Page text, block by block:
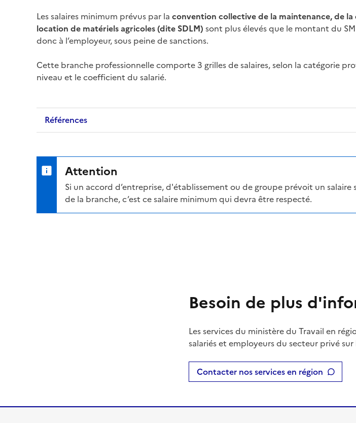
Les salaires minimum prévus par la convention collective de la maintenance, de
location de matériels agricoles (dite SDLM) sont plus élevés que le montant du
donc à l’employeur, sous peine de sanctions.
Cette branche professionnellecomporte 3 grilles de salaires, selon la catégorie
niveau et le coefficient du salarié.
Références
Attention
Si un accord d’entreprise, d'établissement ou de groupe prévoit un salaire
de la branche, c’est ce salaire minimum qui devra être respecté.
Besoin de plus
Les services du ministère du Travail en
salariés et employeurs du secteur privé
Contacter nos services en région